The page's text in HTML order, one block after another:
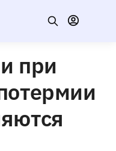
при